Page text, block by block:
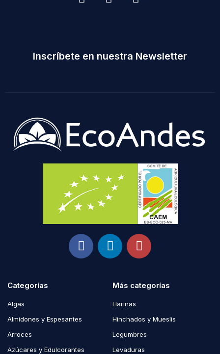
Inscríbete en nuestra Newsletter
Categorías
Algas
Almidones y Espesantes
Arroces
Azúcares y Edulcorantes
Más categorías
Harinas
Hinchados y Mueslis
Legumbres
Levaduras